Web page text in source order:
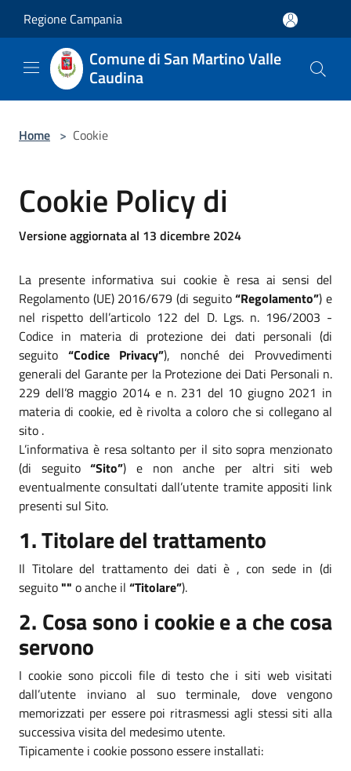
Regione Campania
Comune di San Martino Valle
Caudina
Home > Cookie
Cookie Policy di
Versione aggiornata al 13 dicembre 2024
La presente informativa sui cookie è resa ai sensi del
Regolamento (UE) 2016/679 (di seguito“Regolamento”) e
nel rispetto dell’articolo 122 del D. Lgs. n. 196/2003 -
Codice in materia di protezione dei dati personali (di
seguito “Codice Privacy”), nonché dei Provvedimenti
generali del Garante per la Protezione dei Dati Personali n.
229 dell’8 maggio 2014 e n. 231 del 10 giugno 2021 in
materia di cookie, ed è rivolta a coloro che si collegano al
sito .
L’informativa è resa soltanto per il sito sopra menzionato
(di seguito“Sito”) e non anche per altri siti web
eventualmente consultati dall’utente tramite appositi link
presenti sul Sito.
1. Titolare del trattamento
Il Titolare del trattamento dei dati è , con sede in (di
seguito"" o anche il “Titolare”).
2. Cosa sono i cookie e a che cosa
servono
I cookie sono piccoli file di testo che i siti web visitati
dall’utente inviano al suo terminale, dove vengono
memorizzati per essere poi ritrasmessi agli stessi siti alla
successiva visita del medesimo utente.
Tipicamente i cookie possono essere installati: